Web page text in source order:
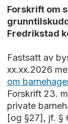
Forskrift om
Fredrikstad
Fastsatt av
xx.xx.2026
om
Forskrift 23.
private
[og §27], jf. §